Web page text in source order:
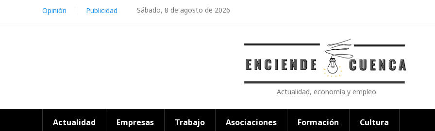
content
Sábado, 8 de agosto de 2026
Opinión Publicidad
Actualidad, economía y empleo
Actualidad Empresas Trabajo Asociaciones Formación Cultura